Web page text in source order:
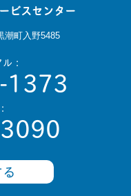
ビスセンター
潮町入野5485
：